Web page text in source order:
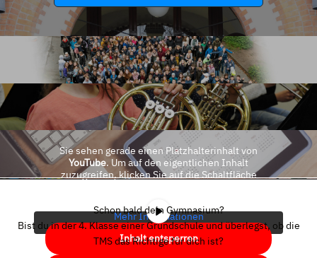
Sie sehen gerade einen Platzhalterinhalt von
YouTube. Um auf den eigentlichen Inhalt
zuzugreifen, klicken Sie auf die Schaltfläche
Mehr Informationen
Inhalt entsperren
Schon bald dein Gymnasium?
Bist du in der 4. Klasse einer Grundschule und überlegst, ob die
TMS das Richtige für dich ist?